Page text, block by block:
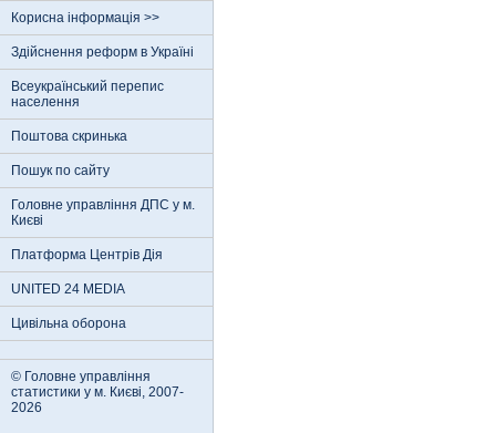
Корисна інформація >>
Здійснення реформ в Україні
Всеукраїнський перепис
населення
Поштова скринька
Пошук по сайту
Головне управління ДПС у м.
Києві
Платформа Центрів Дія
UNITED 24 MEDIA
Цивільна оборона
© Головне управління
статистики у м. Києві, 2007-
2026